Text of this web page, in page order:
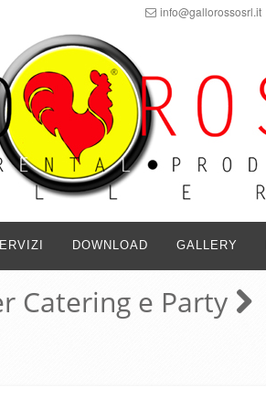
info@gallorossosrl.it
DOWNLOAD GALLERY
Catering e Party